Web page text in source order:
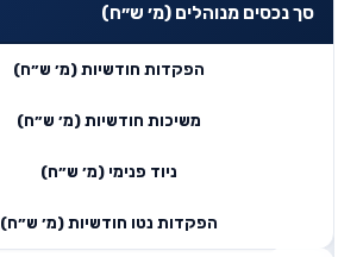
סך נכסים מנוהלים (מ׳ ש״ח)
הפקדות חודשיות (מ׳ ש״ח)
משיכות חודשיות (מ׳ ש״ח)
ניוד פנימי (מ׳ ש״ח)
הפקדות נטו חודשיות (מ׳ ש״ח)